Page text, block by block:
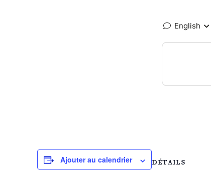
Ajouter au calendrier DÉTAILS